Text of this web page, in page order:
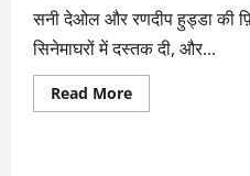
सनी देओल और रणदीप हुड्डा की
सिनेमाघरों में दस्तक दी, और...
Read More